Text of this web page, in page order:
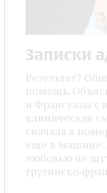
Записки
Результат?
помощь.
и Франсуазы с
клиническая
сначала в
еще в машине.
любовью не